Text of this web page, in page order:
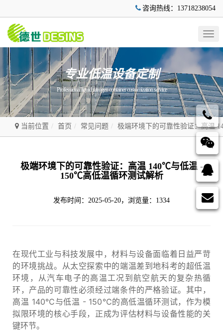
咨询热线：13718238054
专业低温设备定制
Professional liquid nitrogen container customization service
当前位置 首页 常见问题 极端环境下的可靠性验证：高温
极端环境下的可靠性验证：高温 140℃与低温 -
150℃高低温循环测试解析
发布时间：2025-05-20，浏览量：1334
在现代工业与科技发展中，材料与设备面临着日益严苛
的环境挑战。从太空探索中的端温差到地科考的超低温
环境，从汽车电子的高温工况到航空航天的复杂热循
环，产品的可靠性必须经过端条件的严格验证。其中，
高温 140℃与低温 - 150℃的高低温循环测试，作为模
拟限环境的核心手段，正成为评估材料与设备性能的关
键环节。